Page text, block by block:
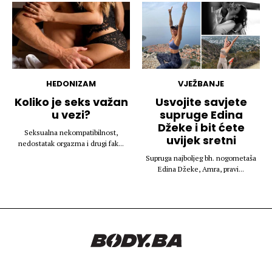
HEDONIZAM
Koliko je seks važan
u vezi?
Seksualna nekompatibilnost,
nedostatak orgazma i drugi fak...
VJEŽBANJE
Usvojite savjete
supruge Edina
Džeke i bit ćete
uvijek sretni
Supruga najboljeg bh. nogometaša
Edina Džeke, Amra, pravi...